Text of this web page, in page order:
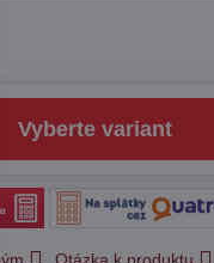
Vyberte variant